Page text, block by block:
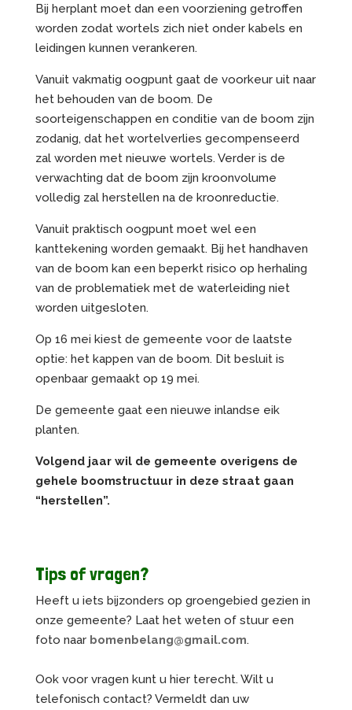
Bij herplant moet dan een voorziening getroffen
worden zodat wortels zich niet onder kabels en
leidingen kunnen verankeren.
Vanuit vakmatig oogpunt gaat de voorkeur uit naar
het behouden van de boom. De
soorteigenschappen en conditie van de boom zijn
zodanig, dat het wortelverlies gecompenseerd
zal worden met nieuwe wortels. Verder is de
verwachting dat de boom zijn kroonvolume
volledig zal herstellen na de kroonreductie.
Vanuit praktisch oogpunt moet wel een
kanttekening worden gemaakt. Bij het handhaven
van de boom kan een beperkt risico op herhaling
van de problematiek met de waterleiding niet
worden uitgesloten.
Op 16 mei kiest de gemeente voor de laatste
optie: het kappen van de boom. Dit besluit is
openbaar gemaakt op 19 mei.
De gemeente gaat een nieuwe inlandse eik
planten.
Volgend jaar wil de gemeente overigens de
gehele boomstructuur in deze straat gaan
“herstellen”.
Tips of vragen?
Heeft u iets bijzonders op groengebied gezien in
onze gemeente? Laat het weten of stuur een
foto naar bomenbelang@gmail.com.
Ook voor vragen kunt u hier terecht. Wilt u
telefonisch contact? Vermeldt dan uw